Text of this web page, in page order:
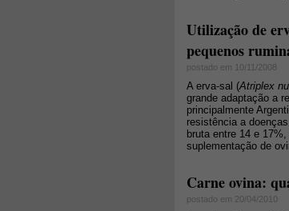
Utilização de
pequenos
postado em 10/11/2008
A erva-sal (Atriplex
grande adaptação a
principalmente
resistência a
bruta entre 14 e
suplementação de
Carne ovina:
postado em 20/04/2010